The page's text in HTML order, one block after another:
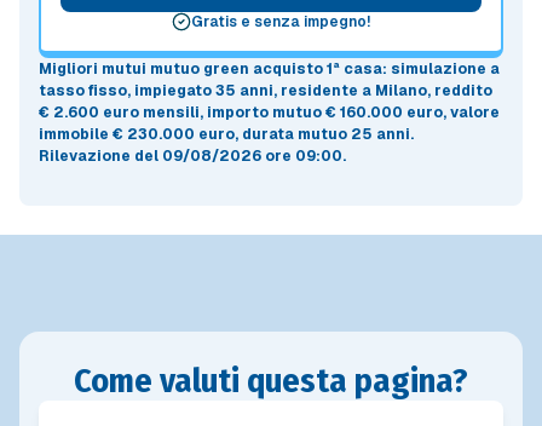
Gratis e senza impegno!
Migliori mutui mutuo green acquisto 1ª casa: simulazione a
tasso fisso, impiegato 35 anni, residente a Milano, reddito
€ 2.600 euro mensili, importo mutuo€ 160.000 euro, valore
immobile € 230.000 euro, durata mutuo 25 anni.
Rilevazione del 09/08/2026 ore 09:00.
Come valuti questa pagina?